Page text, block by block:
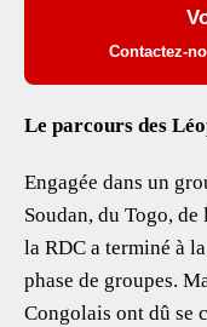
Contactez-
Le parcours des
Engagée dans un
Soudan, du Togo,
la RDC a terminé à
phase de groupes.
Congolais ont dû se